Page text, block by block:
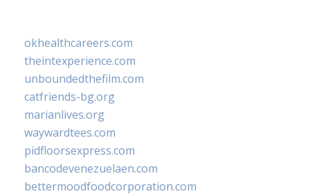
okhealthcareers.com
theintexperience.com
unboundedthefilm.com
catfriends-bg.org
marianlives.org
waywardtees.com
pidfloorsexpress.com
bancodevenezuelaen.com
bettermoodfoodcorporation.com